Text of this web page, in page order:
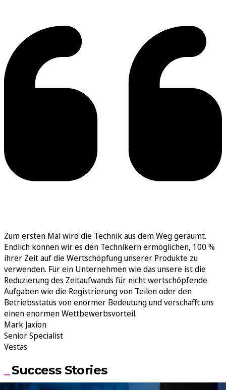
Zum ersten Mal wird die Technik aus dem Weg geräumt.
Endlich können wir es den Technikern ermöglichen, 100 %
ihrer Zeit auf die Wertschöpfung unserer Produkte zu
verwenden. Für ein Unternehmen wie das unsere ist die
Reduzierung des Zeitaufwands für nicht wertschöpfende
Aufgaben wie die Registrierung von Teilen oder den
Betriebsstatus von enormer Bedeutung und verschafft uns
einen enormen Wettbewerbsvorteil.
Mark Jaxion
Senior Specialist
Vestas
Success Stories